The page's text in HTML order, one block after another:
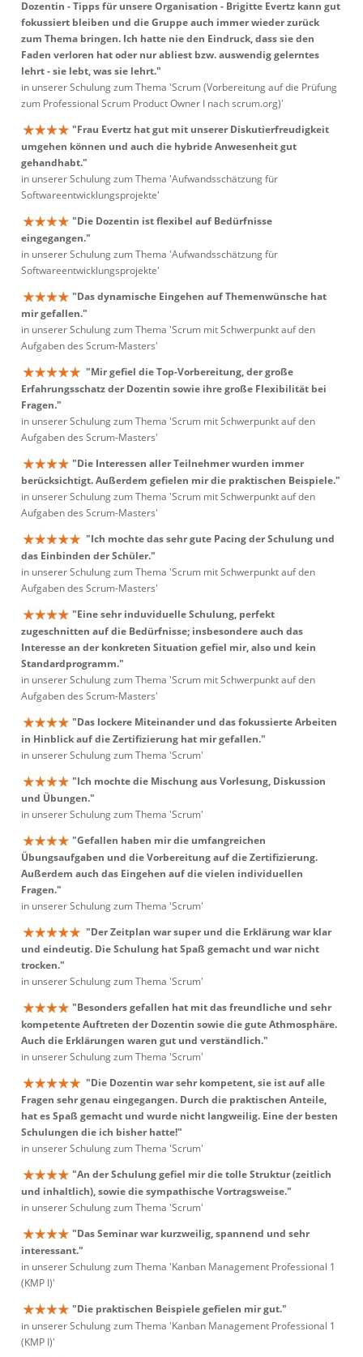
Dozentin - Tipps für unsere Organisation - Brigitte Evertz kann gut
fokussiert bleiben und die Gruppe auch immer wieder zurück
zum Thema bringen. Ich hatte nie den Eindruck, dass sie den
Faden verloren hat oder nur abliest bzw. auswendig gelerntes
lehrt - sie lebt, was sie lehrt."
in unserer Schulung zum Thema 'Scrum (Vorbereitung auf die Prüfung
zum Professional Scrum Product Owner I nach scrum.org)'
"Frau Evertz hat gut mit unserer Diskutierfreudigkeit
umgehen können und auch die hybride Anwesenheit gut
gehandhabt."
in unserer Schulung zum Thema 'Aufwandsschätzung für
Softwareentwicklungsprojekte'
"Die Dozentin ist flexibel auf Bedürfnisse
eingegangen."
in unserer Schulung zum Thema 'Aufwandsschätzung für
Softwareentwicklungsprojekte'
"Das dynamische Eingehen auf Themenwünsche hat
mir gefallen."
in unserer Schulung zum Thema 'Scrum mit Schwerpunkt auf den
Aufgaben des Scrum-Masters'
"Mir gefiel die Top-Vorbereitung, der große
Erfahrungsschatz der Dozentin sowie ihre große Flexibilität bei
Fragen."
in unserer Schulung zum Thema 'Scrum mit Schwerpunkt auf den
Aufgaben des Scrum-Masters'
"Die Interessen aller Teilnehmer wurden immer
berücksichtigt. Außerdem gefielen mir die praktischen Beispiele."
in unserer Schulung zum Thema 'Scrum mit Schwerpunkt auf den
Aufgaben des Scrum-Masters'
"Ich mochte das sehr gute Pacing der Schulung und
das Einbinden der Schüler."
in unserer Schulung zum Thema 'Scrum mit Schwerpunkt auf den
Aufgaben des Scrum-Masters'
"Eine sehr induviduelle Schulung, perfekt
zugeschnitten auf die Bedürfnisse; insbesondere auch das
Interesse an der konkreten Situation gefiel mir, also und kein
Standardprogramm."
in unserer Schulung zum Thema 'Scrum mit Schwerpunkt auf den
Aufgaben des Scrum-Masters'
"Das lockere Miteinander und das fokussierte Arbeiten
in Hinblick auf die Zertifizierung hat mir gefallen."
in unserer Schulung zum Thema 'Scrum'
"Ich mochte die Mischung aus Vorlesung, Diskussion
und Übungen."
in unserer Schulung zum Thema 'Scrum'
"Gefallen haben mir die umfangreichen
Übungsaufgaben und die Vorbereitung auf die Zertifizierung.
Außerdem auch das Eingehen auf die vielen individuellen
Fragen."
in unserer Schulung zum Thema 'Scrum'
"Der Zeitplan war super und die Erklärung war klar
und eindeutig. Die Schulung hat Spaß gemacht und war nicht
trocken."
in unserer Schulung zum Thema 'Scrum'
"Besonders gefallen hat mit das freundliche und sehr
kompetente Auftreten der Dozentin sowie die gute Athmosphäre.
Auch die Erklärungen waren gut und verständlich."
in unserer Schulung zum Thema 'Scrum'
"Die Dozentin war sehr kompetent, sie ist auf alle
Fragen sehr genau eingegangen. Durch die praktischen Anteile,
hat es Spaß gemacht und wurde nicht langweilig. Eine der besten
Schulungen die ich bisher hatte!"
in unserer Schulung zum Thema 'Scrum'
"An der Schulung gefiel mir die tolle Struktur (zeitlich
und inhaltlich), sowie die sympathische Vortragsweise."
in unserer Schulung zum Thema 'Scrum'
"Das Seminar war kurzweilig, spannend und sehr
interessant."
in unserer Schulung zum Thema 'Kanban Management Professional 1
(KMP I)'
"Die praktischen Beispiele gefielen mir gut."
in unserer Schulung zum Thema 'Kanban Management Professional 1
(KMP I)'